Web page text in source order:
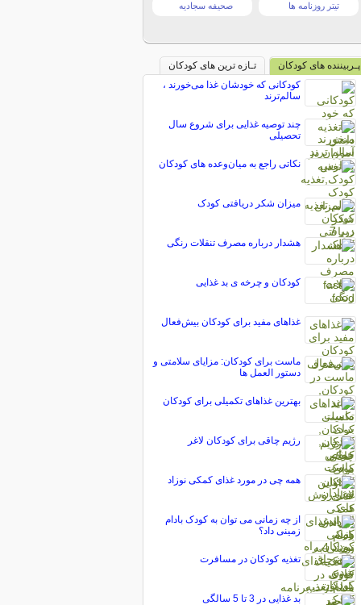
تیتر روزنامه ها صحیفه سجادیه
پـربیننده های کودکان
تـازه ترین های کودکان
کودکانی که خودشان غذا می‌خورند ،
سالم‌ترند
چند توصیه غذایی برای شروع سال
تحصیلی
نکاتی راجع به میان‌وعده های کودکان
میزان شکر دریافتی کودک
هشدار درباره مصرف تنقلات رنگی
کودکان و چرخه ی بد غذایی
غذاهای مفید برای کودکان بیش‌فعال
ماست برای کودکان: مزایای سلامتی و
دستور العمل ها
بهترین غذاهای تکمیلی برای کودکان
رژیم چاقی برای کودکان لاغر
همه چی در مورد غذای کمکی نوزاد
از چه زمانی می توان به کودک بادام
زمینی داد؟
تغذیه کودکان در مسافرت
بد غذایی در 3 تا 5 سالگی